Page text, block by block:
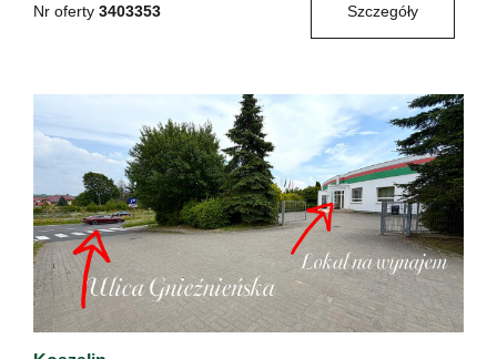
Nr oferty 3403353 Szczegóły